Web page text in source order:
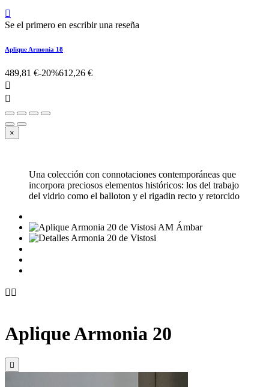

Se el primero en escribir una reseña
Aplique Armonia 18
489,81 €-20%612,26 €


×
Una colección con connotaciones contemporáneas que
incorpora preciosos elementos históricos: los del trabajo
del vidrio como el balloton y el rigadin recto y retorcido
 
Aplique Armonia 20
